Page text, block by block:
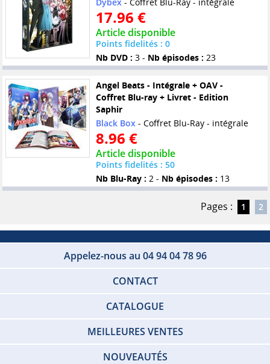
17.96 €
Article disponible
Points fidelités : 0
Nb DVD : 3 - Nb épisodes : 23
Angel Beats - Intégrale + OAV -
Coffret Blu-ray + Livret - Edition
Saphir
Black Box - Coffret Blu-Ray - intégrale
8.96 €
Article disponible
Points fidelités : 50
Nb Blu-Ray : 2 - Nb épisodes : 13
Pages : 1 2
Appelez-nous au 04 94 04 78 96
CONTACT
CATALOGUE
MEILLEURES VENTES
NOUVEAUTÉS